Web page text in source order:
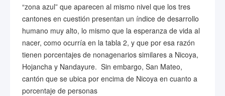
“zona azul” que aparecen al mismo nivel que los tres
cantones en cuestión presentan un índice de desarrollo
humano muy alto, lo mismo que la esperanza de vida al
nacer, como ocurría en la tabla 2, y que por esa razón
tienen porcentajes de nonagenarios similares a Nicoya,
Hojancha y Nandayure. Sin embargo, San Mateo,
cantón que se ubica por encima de Nicoya en cuanto a
porcentaje de personas